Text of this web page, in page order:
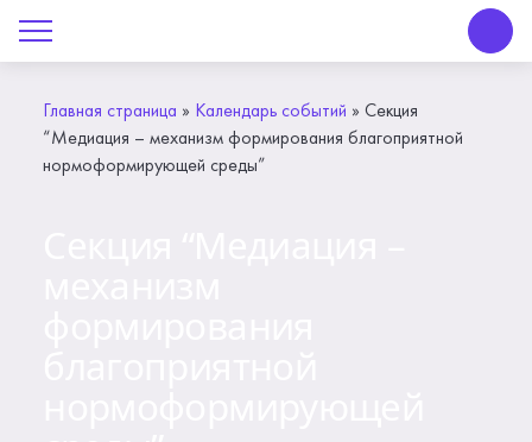
Главная страница » Календарь событий » Секция
“Медиация – механизм формирования благоприятной
нормоформирующей среды”
О Центре «КОНТАКТ»
Профсоюз